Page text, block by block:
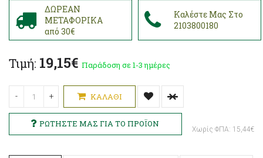
ΔΩΡΕΑΝ
ΜΕΤΑΦΟΡΙΚΑ
από 30€
Καλέστε Μας Στο
2103800180
Τιμή: 19,15€ Παράδοση σε 1-3 ημέρες
- + ΚΑΛΆΘΙ
Χωρίς ΦΠΑ: 15,44€